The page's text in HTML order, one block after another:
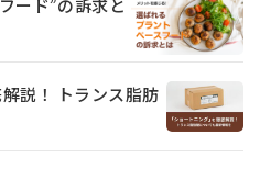
ード”の訴求と
説！ トランス脂肪